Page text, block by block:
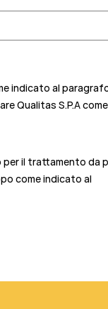
indicato al
Qualitas S.P.A come
per il trattamento da
come indicato al